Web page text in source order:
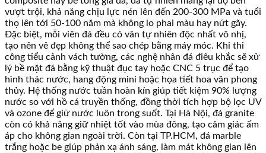
vượt trội, khả năng chịu lực nén lên đến 200-300 MPa và tuổi
thọ lên tới 50-100 năm mà không lo phai màu hay nứt gãy.
Đặc biệt, mỗi viên đá đều có vân tự nhiên độc nhất vô nhị,
tạo nên vẻ đẹp không thể sao chép bằng máy móc. Khi thi
công tiểu cảnh vách tường, các nghệ nhân đá điêu khắc sẽ xử
lý bề mặt đá bằng kỹ thuật đục tay hoặc CNC 5 trục để tạo
hình thác nước, hang động mini hoặc họa tiết hoa văn phong
thủy. Hệ thống nước tuần hoàn kín giúp tiết kiệm 90% lượng
nước so với hồ cá truyền thống, đồng thời tích hợp bộ lọc UV
và ozone để giữ nước luôn trong suốt. Tại Hà Nội, đá granite
còn có khả năng giữ nhiệt tốt vào mùa đông, tạo cảm giác ấm
áp cho không gian ngoài trời. Còn tại TP.HCM, đá marble
trắng hoặc be giúp phản xạ ánh sáng, làm mát không gian lên